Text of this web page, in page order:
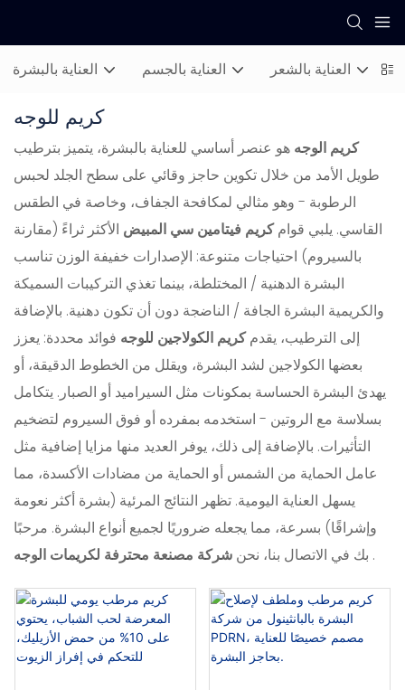
العناية بالبشرة العناية بالجسم العناية بالشعر
كريم للوجه
كريم الوجه هو عنصر أساسي للعناية بالبشرة، يتميز بترطيب
طويل الأمد من خلال تكوين حاجز وقائي على سطح الجلد لحبس
الرطوبة - وهو مثالي لمكافحة الجفاف، وخاصة في الطقس
القاسي. يلبي قوامكريم فيتامين سي المبيض الأكثر ثراءً (مقارنة
بالسيروم) احتياجات متنوعة: الإصدارات خفيفة الوزن تناسب
البشرة الدهنية / المختلطة، بينما تغذي التركيبات السميكة
والكريمية البشرة الجافة / الناضجة دون أن تكون دهنية. بالإضافة
إلى الترطيب، يقدمكريم الكولاجين للوجه فوائد محددة: يعزز
بعضها الكولاجين لشد البشرة، ويقلل من الخطوط الدقيقة، أو
يهدئ البشرة الحساسة بمكونات مثل السيراميد أو الصبار. يتكامل
بسلاسة مع الروتين - استخدمه بمفرده أو فوق السيروم لتضخيم
التأثيرات. بالإضافة إلى ذلك، يوفر العديد منها مزايا إضافية مثل
عامل الحماية من الشمس أو الحماية من مضادات الأكسدة، مما
يسهل العناية اليومية. تظهر النتائج المرئية (بشرة أكثر نعومة
وإشراقًا) بسرعة، مما يجعله ضروريًا لجميع أنواع البشرة. مرحبًا
بك في الاتصال بنا، نحن شركة مصنعة محترفة لكريمات الوجه .